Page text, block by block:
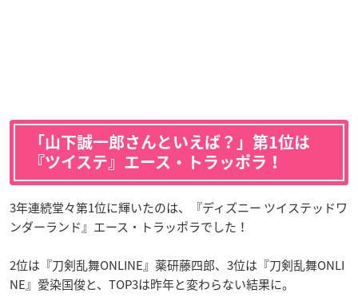
「山下誠一郎さんといえば？」第1位は
『ツイステ』エース・トラッポラ！
3年連続堂々第1位に輝いたのは、『ディズニー ツイステッドワ
ンダーランド』エース・トラッポラでした！
2位は『刀剣乱舞ONLINE』薬研藤四郎、3位は『刀剣乱舞ONLI
NE』愛染国俊と、TOP3は昨年と変わらない結果に。